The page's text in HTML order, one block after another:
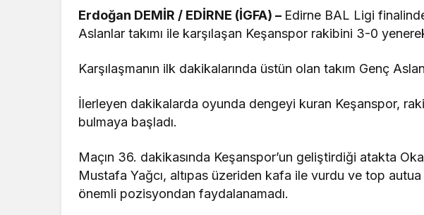
Erdoğan DEMİR / EDİRNE (İGFA) – Edirne BAL Ligi
Aslanlar takımı ile karşılaşan Keşanspor rakibini 3-0
Karşılaşmanın ilk dakikalarında üstün olan takım Genç
İlerleyen dakikalarda oyunda dengeyi kuran Keşanspor,
bulmaya başladı.
Maçın 36. dakikasında Keşanspor’un geliştirdiği atakta
Mustafa Yağcı, altıpas üzeriden kafa ile vurdu ve top
önemli pozisyondan faydalanamadı.